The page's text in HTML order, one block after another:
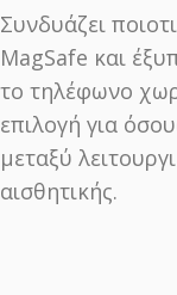
Συνδυάζει
MagSafe και
το τηλέφωνο
επιλογή για
μεταξύ
αισθητικής.